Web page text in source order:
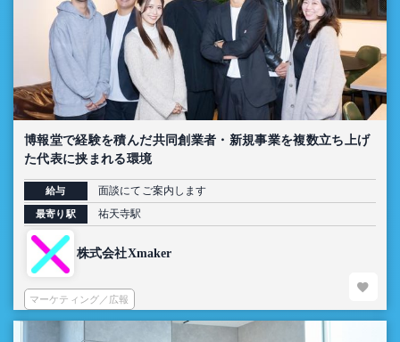
博報堂で経験を積んだ共同創業者・新規事業を複数立ち上げ
た代表に挟まれる環境
給与 面談にてご案内します
最寄り駅 祐天寺駅
株式会社Xmaker
マーケティング／広報